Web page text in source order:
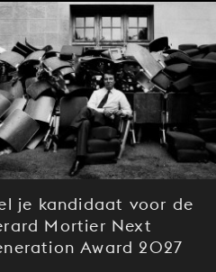
je kandidaat voor de
Mortier Next
Award 2027